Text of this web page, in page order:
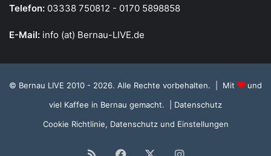
Telefon: 03338 750812 - 0170 5898858
E-Mail: info (at) Bernau-LIVE.de
© Bernau LIVE 2010 - 2026. Alle Rechte vorbehalten. | Mit
und
viel Kaffee in Bernau gemacht.
| Datenschutz
Cookie Richtlinie, Datenschutz und Einstellungen
RSS Facebook Instagram